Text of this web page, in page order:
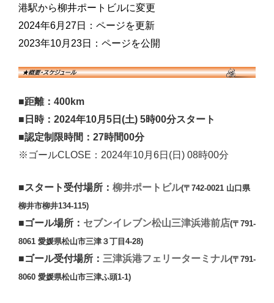
港駅から柳井ポートビルに変更
2024年6月27日：ページを更新
2023年10月23日：ページを公開
■距離：400km
■日時：2024年10月5日(土) 5時00分スタート
■認定制限時間：27時間00分
※ゴールCLOSE：2024年10月6日(日) 08時00分
■スタート受付場所： 柳井ポートビル(〒742-0021 山口県
柳井市柳井134-115)
■ゴール場所： セブンイレブン松山三津浜港前店(〒791-
8061 愛媛県松山市三津３丁目4-28)
■ゴール受付場所： 三津浜港フェリーターミナル(〒791-
8060 愛媛県松山市三津ふ頭1-1)